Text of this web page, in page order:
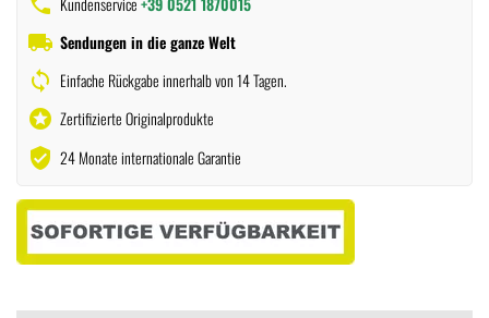
local_shipping Sendungen in die ganze Welt
sync Einfache Rückgabe innerhalb von 14 Tagen.
stars Zertifizierte Originalprodukte
verified_user 24 Monate internationale Garantie